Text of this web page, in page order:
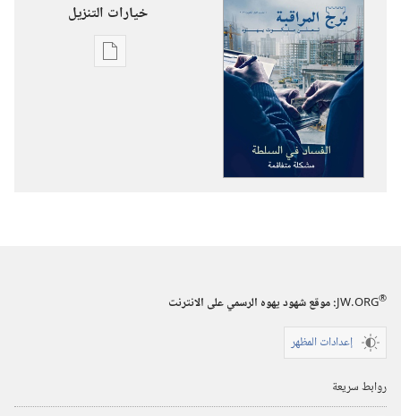
خيارات التنزيل
خيارات
JW.ORG®
:‏ موقع شهود يهوه الرسمي على الانترنت
إعدادات المظهر
روابط سريعة